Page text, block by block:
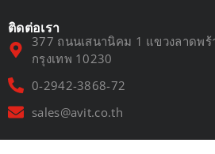
ติดต่อเรา
377 ถนนเสนานิคม 1 แขวงลาดพร้
กรุงเทพ 10230
0-2942-3868-72
sales@avit.co.th